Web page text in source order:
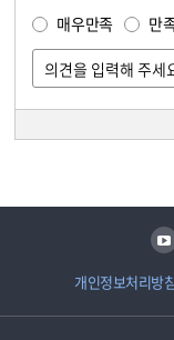
매우만족 만
개인정보처리방
유튜브